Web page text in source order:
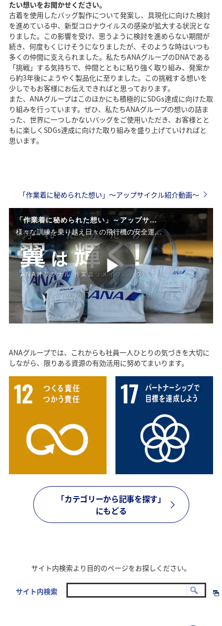
たい想いをお聞かせください。
古着を使用したバッグ製作について発案し、具現化に向けた検討
を進めている中、新型コロナウイルスの感染が拡大する状況とな
りました。この影響を受け、思うように検討を進めらない期間が
続き、何度もくじけそうになりましたが、そのような時はいつも
多くの仲間に支えられました。私たちANAグループのDNAである
「挑戦」する気持ちで、仲間とともに粘り強く取り組み、発案か
ら約3年後にようやく製品化に至りました。この挑戦する想いを
少しでもお客様にお伝えできればと思っております。
また、ANAグループはこのほかにも積極的にSDGs達成に向けた取
り組みを行っています。ぜひ、私たちANAグループの想いの詰ま
った、世界に一つしかないバッグをご使用いただき、お客様とと
もに楽しくSDGs達成に向けた取り組みを盛り上げていければと
思います。
「作業着に秘められた想い」～アップサイクル紹介動画～
「作業着に秘められた想い」～アップサイクル紹介動画～
様々な訓練を乗り越え日々の飛行機の安全運航を守る整備士が着古して廃棄される作業着への感謝と想いを込めてカバンへと蘇らせるアップサイクルを紹介する1分程度のイメージ動画です。
P
a
V
d
ANAグループでは、これからも社員一人ひとりの気づきを大切に
しながら、限りある資源の有効活用に努めてまいります。
「カテゴリーから記事を探す」
にもどる
サイト内検索より目的のページをお探しください。
サイト内検索